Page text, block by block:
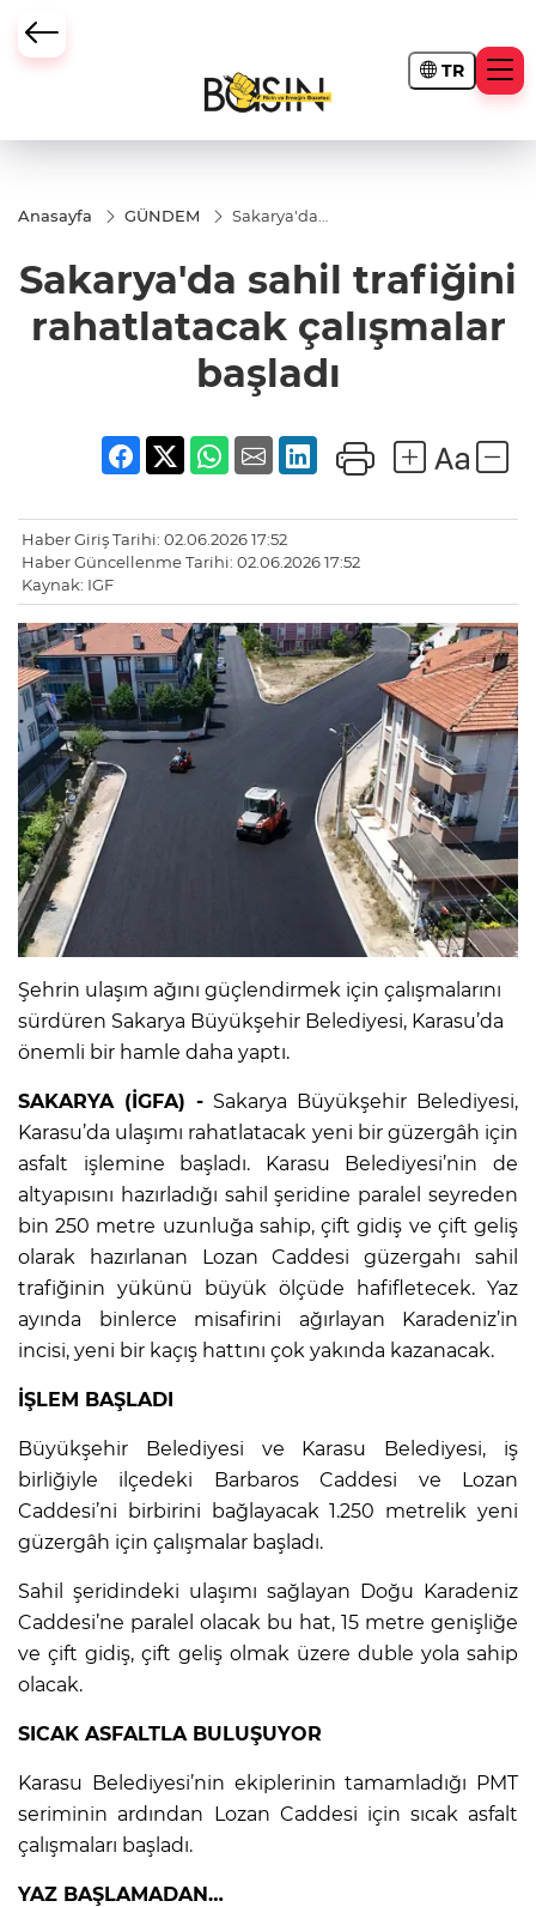
TR
Anasayfa GÜNDEM
Sakarya'da
rahatlatacak
çalışmalar
başladı
Sakarya'da sahil trafiğini
rahatlatacak çalışmalar
başladı
Haber Giriş Tarihi: 02.06.2026 17:52
Haber Güncellenme Tarihi: 02.06.2026 17:52
Kaynak: IGF
Şehrin ulaşım ağını güçlendirmek için çalışmalarını
sürdüren Sakarya Büyükşehir Belediyesi, Karasu’da
önemli bir hamle daha yaptı.
SAKARYA (İGFA) - Sakarya Büyükşehir Belediyesi,
Karasu’da ulaşımı rahatlatacak yeni bir güzergâh için
asfalt işlemine başladı. Karasu Belediyesi’nin de
altyapısını hazırladığı sahil şeridine paralel seyreden
bin 250 metre uzunluğa sahip, çift gidiş ve çift geliş
olarak hazırlanan Lozan Caddesi güzergahı sahil
trafiğinin yükünü büyük ölçüde hafifletecek. Yaz
ayında binlerce misafirini ağırlayan Karadeniz’in
incisi, yeni bir kaçış hattını çok yakında kazanacak.
İŞLEM BAŞLADI
Büyükşehir Belediyesi ve Karasu Belediyesi, iş
birliğiyle ilçedeki Barbaros Caddesi ve Lozan
Caddesi’ni birbirini bağlayacak 1.250 metrelik yeni
güzergâh için çalışmalar başladı.
Sahil şeridindeki ulaşımı sağlayan Doğu Karadeniz
Caddesi’ne paralel olacak bu hat, 15 metre genişliğe
ve çift gidiş, çift geliş olmak üzere duble yola sahip
olacak.
SICAK ASFALTLA BULUŞUYOR
Karasu Belediyesi’nin ekiplerinin tamamladığı PMT
seriminin ardından Lozan Caddesi için sıcak asfalt
çalışmaları başladı.
YAZ BAŞLAMADAN…